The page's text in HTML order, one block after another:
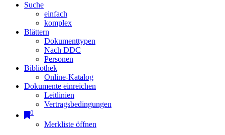
Suche
einfach
komplex
Blättern
Dokumenttypen
Nach DDC
Personen
Bibliothek
Online-Katalog
Dokumente einreichen
Leitlinien
Vertragsbedingungen
0
Merkliste öffnen